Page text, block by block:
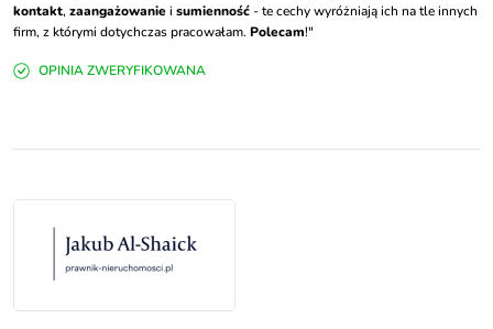
kontakt, zaangażowaniei sumienność- te cechy wyróżniają ich na tle innych
firm, z którymi dotychczas pracowałam. Polecam!"
OPINIA ZWERYFIKOWANA